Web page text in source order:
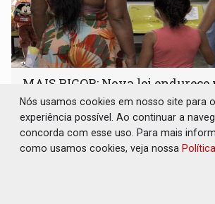
MAIS RIGOR: Nova lei
abuso sexual contra crianças
Geral 09 de Agosto de 2026 às 07:00
Produzir ou registrar material de violência
criança ou adolescente passa a ter pena
Nós usamos cookies em nosso site para
experiência possível. Ao continuar a
concorda com esse uso. Para mais
como usamos cookies, veja nossa